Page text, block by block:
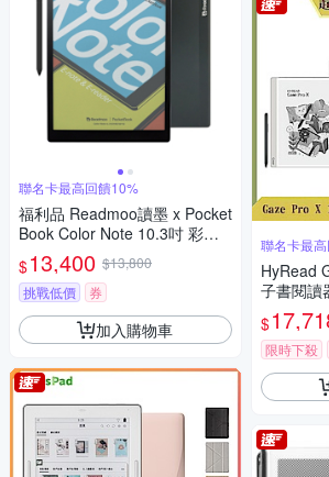
聯名卡最高回饋10%
福利品 Readmoo讀墨 x Pocket
Book Color Note 10.3吋 彩色
電子紙平板
$13,400 $13,800
挑戰低價
券
加入購物車
聯名卡最
HyRead
子書閱讀
選)+磁
$
限時下殺